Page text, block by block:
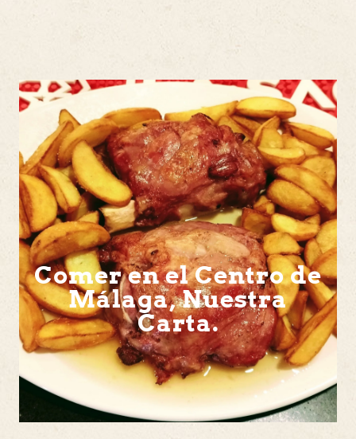
Comer en el Centro de
Málaga, Nuestra
Carta.